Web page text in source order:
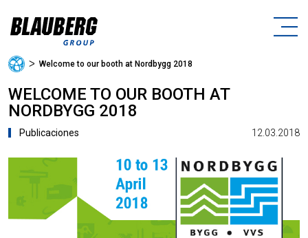
ᐳ Welcome to our booth at Nordbygg 2018
WELCOME TO OUR BOOTH AT
NORDBYGG 2018
Publicaciones 12.03.2018